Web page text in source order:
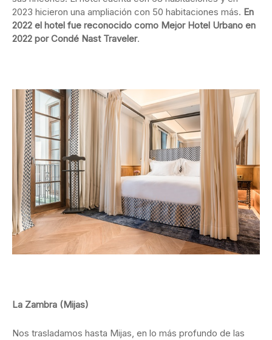
2023 hicieron una ampliación con 50 habitaciones más. En
2022 el hotel fue reconocido como Mejor Hotel Urbano en
2022 por Condé Nast Traveler.
La Zambra (Mijas)
Nos trasladamos hasta Mijas, en lo más profundo de las